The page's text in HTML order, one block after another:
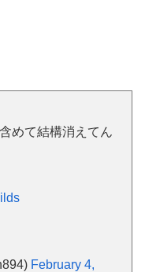
めて結構消えてん
February 4,